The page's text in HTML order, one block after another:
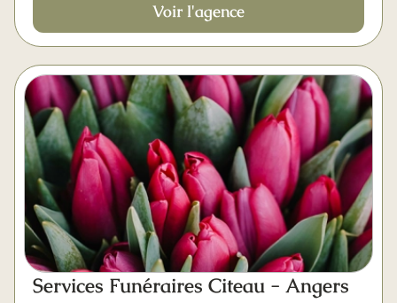
Voir l'agence
Services Funéraires Citeau - Angers